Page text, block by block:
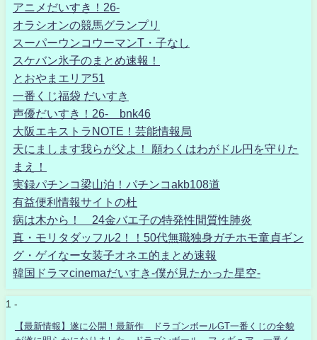
アニメだいすき！26-
オラシオンの競馬グランプリ
スーパーウンコウーマンT・子なし
スケバン氷子のまとめ速報！
とおやまエリア51
一番くじ福袋 だいすき
声優だいすき！26- bnk46
大阪エキストラNOTE！芸能情報局
天にまします我らが父よ！ 願わくはわがドル円を守りた
まえ！
実録パチンコ梁山泊！パチンコakb108道
有益便利情報サイトの杜
病は木から！ 24金バエ子の特発性間質性肺炎
真・モリタダッフル2！！50代無職独身ガチホモ童貞ギン
グ・ゲイなー女装子オネエ的まとめ速報
韓国ドラマcinemaだいすき-僕が見たかった星空-
1 -
【最新情報】遂に公開！最新作 ドラゴンボールGT一番くじの全貌